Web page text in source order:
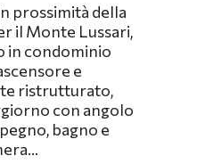
prossimità della
il Monte Lussari,
in condominio
e
ristrutturato,
con angolo
bagno e